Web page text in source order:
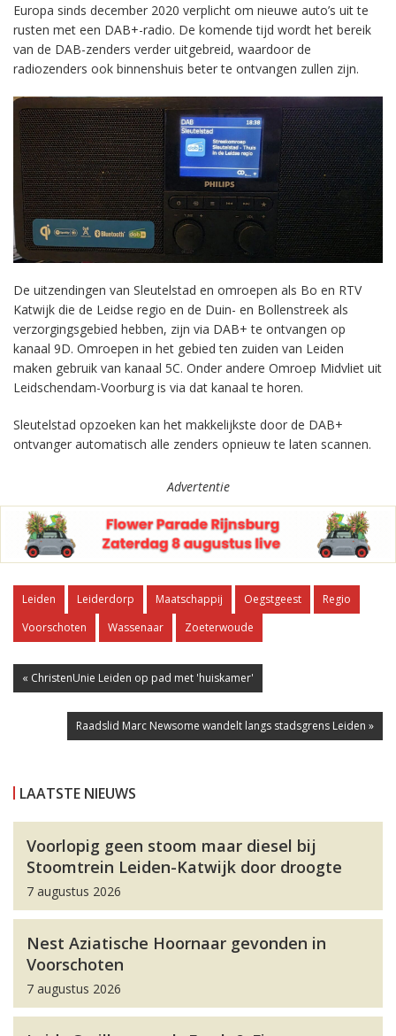
Europa sinds december 2020 verplicht om nieuwe auto’s uit te
rusten met een DAB+-radio. De komende tijd wordt het bereik
van de DAB-zenders verder uitgebreid, waardoor de
radiozenders ook binnenshuis beter te ontvangen zullen zijn.
De uitzendingen van Sleutelstad en omroepen als Bo en RTV
Katwijk die de Leidse regio en de Duin- en Bollenstreek als
verzorgingsgebied hebben, zijn via DAB+ te ontvangen op
kanaal 9D. Omroepen in het gebied ten zuiden van Leiden
maken gebruik van kanaal 5C. Onder andere Omroep Midvliet uit
Leidschendam-Voorburg is via dat kanaal te horen.
Sleutelstad opzoeken kan het makkelijkste door de DAB+
ontvanger automatisch alle zenders opnieuw te laten scannen.
Advertentie
Leiden Leiderdorp Maatschappij Oegstgeest
Regio
Voorschoten
Wassenaar Zoeterwoude
« ChristenUnie Leiden op pad met 'huiskamer'
Raadslid Marc Newsome wandelt langs stadsgrens Leiden »
LAATSTE NIEUWS
Voorlopig geen stoom maar diesel bij
Stoomtrein Leiden-Katwijk door droogte
7 augustus 2026
Nest Aziatische Hoornaar gevonden in
Voorschoten
7 augustus 2026